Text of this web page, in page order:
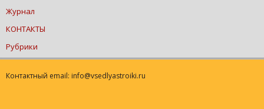
Журнал
КОНТАКТЫ
Рубрики
Контактный email: info@vsedlyastroiki.ru